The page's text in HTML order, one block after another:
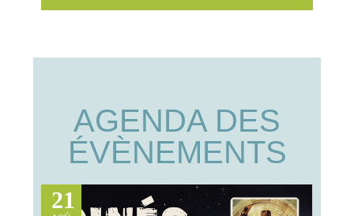
AGENDA DES
ÉVÈNEMENTS
21